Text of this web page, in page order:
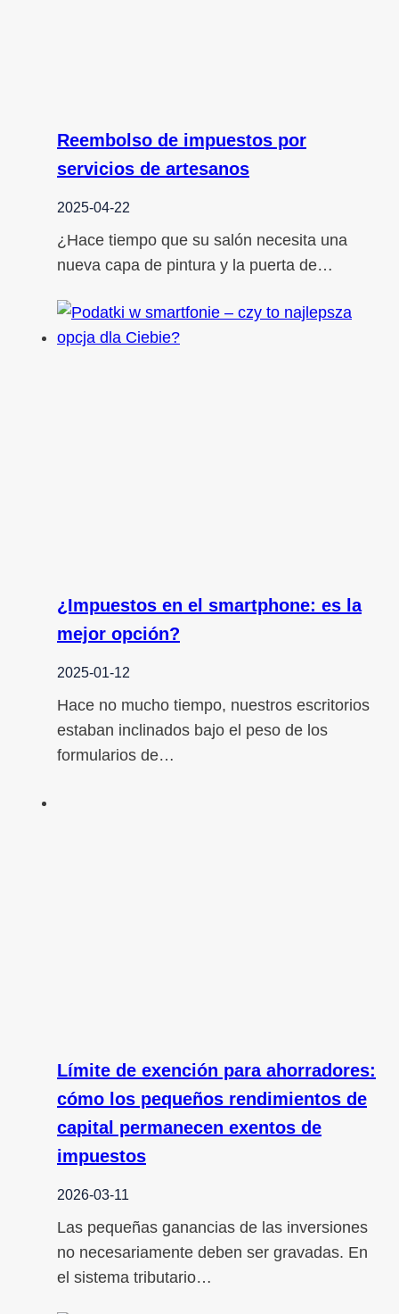
Reembolso de impuestos por
servicios de artesanos
2025-04-22
¿Hace tiempo que su salón necesita una
nueva capa de pintura y la puerta de…
¿Impuestos en el smartphone: es la
mejor opción?
2025-01-12
Hace no mucho tiempo, nuestros escritorios
estaban inclinados bajo el peso de los
formularios de…
Límite de exención para ahorradores:
cómo los pequeños rendimientos de
capital permanecen exentos de
impuestos
2026-03-11
Las pequeñas ganancias de las inversiones
no necesariamente deben ser gravadas. En
el sistema tributario…